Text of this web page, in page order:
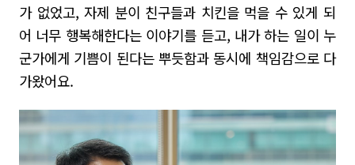
가 없었고, 자제 분이 친구들과 치킨을 먹을 수 있게 되
어 너무 행복해한다는 이야기를 듣고, 내가 하는 일이 누
군가에게 기쁨이 된다는 뿌듯함과 동시에 책임감으로 다
가왔어요.